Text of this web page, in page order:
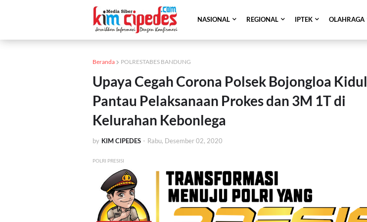
NASIONAL REGIONAL IPTEK OLAHRAGA
Beranda POLRESTABES BANDUNG
Upaya Cegah Corona Polsek Bojongloa Kidul
Pantau Pelaksanaan Prokes dan 3M 1T di
Kelurahan Kebonlega
by KIM CIPEDES - Rabu, Desember 02, 2020
POLRI PRESISI